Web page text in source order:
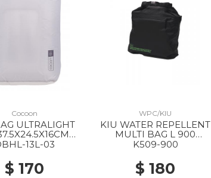
Cocoon
ULTRALIGHT
coral grey
13L-03
$ 170
WPC/KIU
KIU WATER REPELLENT
MULTI BAG L 900
BLACK
K509-900
$ 180